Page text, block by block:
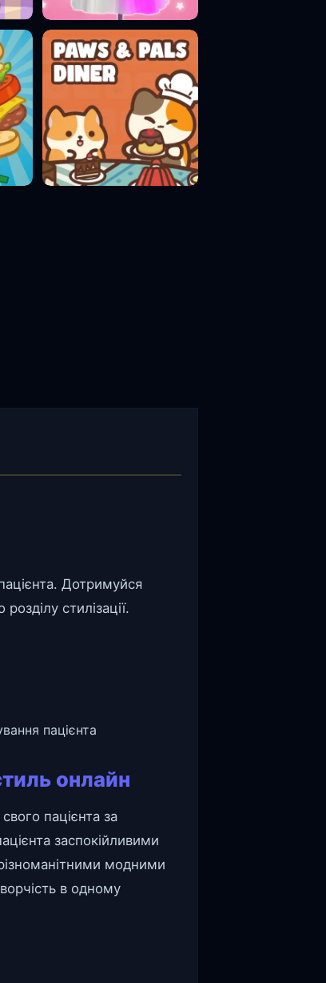
Дотримуйся
стилізації.
пацієнта
онлайн
пацієнта за
заспокійливими
модними
в одному